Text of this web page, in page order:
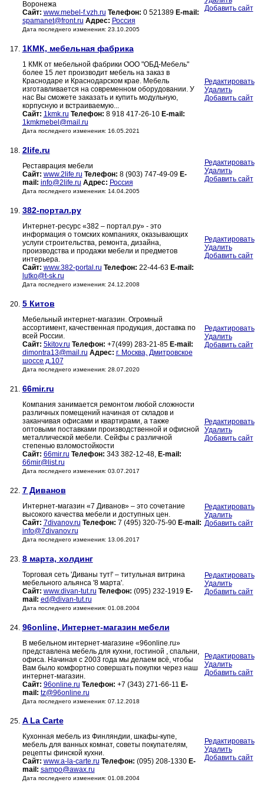
Воронежа
Сайт: www.mebel-f.vzh.ru Телефон: 0 521389 E-mail:
spamanet@front.ru Адрес: Россия
Дата последнего изменения: 23.10.2005
Добавить сайт
17. 1КМК, мебельная фабрика
1 КМК от мебельной фабрики ООО "ОБД-Мебель"
более 15 лет производит мебель на заказ в
Краснодаре и Краснодарском крае. Мебель
изготавливается на современном оборудовании. У
нас Вы сможете заказать и купить модульную,
корпусную и встраиваемую...
Сайт: 1kmk.ru Телефон: 8 918 417-26-10 E-mail:
1kmkmebel@mail.ru
Дата последнего изменения: 16.05.2021
Редактировать
Удалить
Добавить сайт
18. 2life.ru
Реставрация мебели
Сайт: www.2life.ru Телефон: 8 (903) 747-49-09 E-
mail: info@2life.ru Адрес: Россия
Дата последнего изменения: 14.04.2005
Редактировать
Удалить
Добавить сайт
19. 382-портал.ру
Интернет-ресурс «382 – портал.ру» - это
информация о томских компаниях, оказывающих
услуги строительства, ремонта, дизайна,
производства и продажи мебели и предметов
интерьера.
Сайт: www.382-portal.ru Телефон: 22-44-63 E-mail:
lutko@t-sk.ru
Дата последнего изменения: 24.12.2008
Редактировать
Удалить
Добавить сайт
20. 5 Китов
Мебельный интернет-магазин. Огромный
ассортимент, качественная продукция, доставка по
всей России.
Сайт: 5kitov.ru Телефон: +7(499) 283-21-85 E-mail:
dimontra13@mail.ru Адрес: г. Москва, Дмитровское
шоссе д.107
Дата последнего изменения: 28.07.2020
Редактировать
Удалить
Добавить сайт
21. 66mir.ru
Компания занимается ремонтом любой сложности
различных помещений начиная от складов и
заканчивая офисами и квартирами, а также
оптовыми поставками производственной и офисной
металлической мебели. Сейфы с различной
степенью взломостойкости
Сайт: 66mir.ru Телефон: 343 382-12-48, E-mail:
66mir@list.ru
Дата последнего изменения: 03.07.2017
Редактировать
Удалить
Добавить сайт
22. 7 Диванов
Интернет-магазин «7 Диванов» – это сочетание
высокого качества мебели и доступных цен.
Сайт: 7divanov.ru Телефон: 7 (495) 320-75-90 E-mail:
info@7divanov.ru
Дата последнего изменения: 13.06.2017
Редактировать
Удалить
Добавить сайт
23. 8 марта, холдинг
Торговая сеть 'Диваны тут!' – титульная витрина
мебельного альянса '8 марта'.
Сайт: www.divan-tut.ru Телефон: (095) 232-1919 E-
mail: ed@divan-tut.ru
Дата последнего изменения: 01.08.2004
Редактировать
Удалить
Добавить сайт
24. 96online, Интернет-магазин мебели
В мебельном интернет-магазине «96online.ru»
представлена мебель для кухни, гостиной , спальни,
офиса. Начиная с 2003 года мы делаем всё, чтобы
Вам было комфортно совершать покупки через наш
интернет-магазин.
Сайт: 96online.ru Телефон: +7 (343) 271-66-11 E-
mail: tz@96online.ru
Дата последнего изменения: 07.12.2018
Редактировать
Удалить
Добавить сайт
25. A La Carte
Кухонная мебель из Финляндии, шкафы-купе,
мебель для ванных комнат, советы покупателям,
рецепты финской кухни.
Сайт: www.a-la-carte.ru Телефон: (095) 208-1330 E-
mail: sampo@awax.ru
Дата последнего изменения: 01.08.2004
Редактировать
Удалить
Добавить сайт